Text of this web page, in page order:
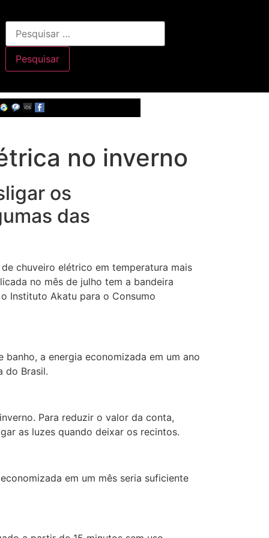
no inverno
os
das
chuveiro elétrico em temperatura mais
no mês de julho tem a bandeira
Instituto Akatu para o Consumo
a energia economizada em um ano
do Brasil.
Para reduzir o valor da conta,
as luzes quando deixar os recintos.
em um mês seria suficiente